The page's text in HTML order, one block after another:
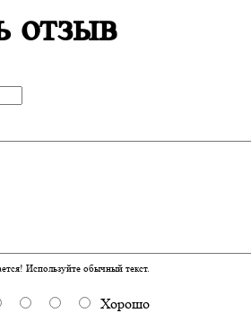
отзыв
Используйте обычный текст.
Хорошо